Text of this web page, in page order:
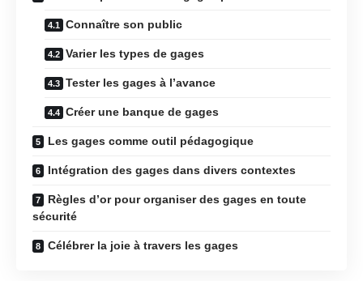
Connaître son public
Varier les types de gages
Tester les gages à l’avance
Créer une banque de gages
Les gages comme outil pédagogique
Intégration des gages dans divers contextes
Règles d’or pour organiser des gages en toute
sécurité
Célébrer la joie à travers les gages